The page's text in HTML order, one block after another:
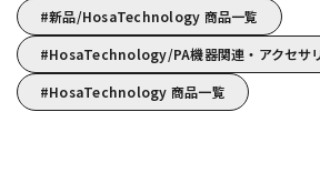
新品/HosaTechnology 商品一覧
HosaTechnology/PA機器関連・アクセサ
HosaTechnology 商品一覧